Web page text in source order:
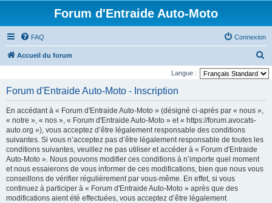
Forum d'Entraide Auto-Moto
FAQ Connexion
Accueil du forum
e
Langue :
Forum d'Entraide Auto-Moto - Inscription
En accédant à « Forum d'Entraide Auto-Moto » (désigné ci-après par « nous »,
« notre », « nos », « Forum d'Entraide Auto-Moto » et « https://forum.avocats-
auto.org »), vous acceptez d’être légalement responsable des conditions
suivantes. Si vous n’acceptez pas d’être légalement responsable de toutes les
conditions suivantes, veuillez ne pas utiliser et accéder à « Forum d'Entraide
Auto-Moto ». Nous pouvons modifier ces conditions à n’importe quel moment
et nous essaierons de vous informer de ces modifications, bien que nous vous
conseillons de vérifier régulièrement par vous-même. En effet, si vous
continuez à participer à « Forum d'Entraide Auto-Moto » après que des
modifications aient été effectuées, vous acceptez d’être légalement